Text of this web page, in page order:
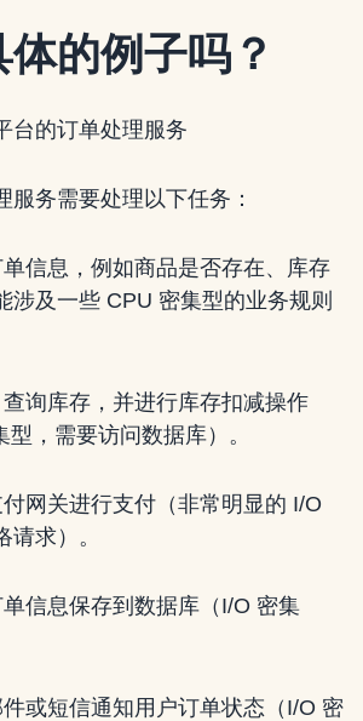
的例子吗？
台的订单处理服务
服务需要处理以下任务：
信息，例如商品是否存在、库存
涉及一些 CPU 密集型的业务规则
询库存，并进行库存扣减操作
型，需要访问数据库）。
网关进行支付（非常明显的 I/O
求）。
信息保存到数据库（I/O 密集
或短信通知用户订单状态（I/O 密